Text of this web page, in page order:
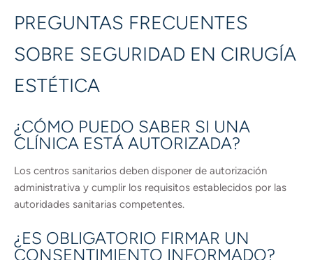
PREGUNTAS FRECUENTES
SOBRE SEGURIDAD EN CIRUGÍA
ESTÉTICA
¿CÓMO PUEDO SABER SI UNA
CLÍNICA ESTÁ AUTORIZADA?
Los centros sanitarios deben disponer de autorización
administrativa y cumplir los requisitos establecidos por las
autoridades sanitarias competentes.
¿ES OBLIGATORIO FIRMAR UN
CONSENTIMIENTO INFORMADO?